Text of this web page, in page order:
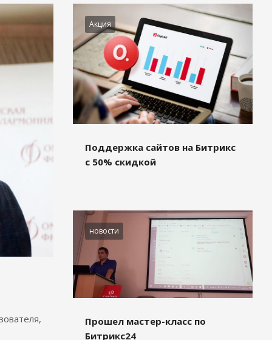
Акция
Поддержка сайтов на Битрикс
с 50% скидкой
новости
Прошел мастер-класс по
Битрикс24